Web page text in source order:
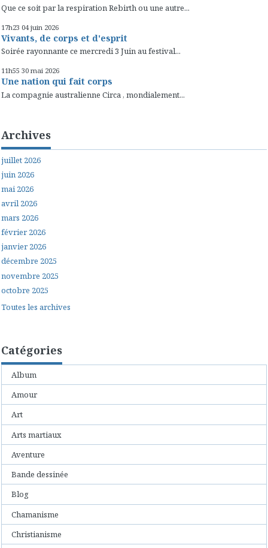
Que ce soit par la respiration Rebirth ou une autre...
17h23 04 juin 2026
Vivants, de corps et d'esprit
Soirée rayonnante ce mercredi 3 Juin au festival...
11h55 30 mai 2026
Une nation qui fait corps
La compagnie australienne Circa , mondialement...
Archives
juillet 2026
juin 2026
mai 2026
avril 2026
mars 2026
février 2026
janvier 2026
décembre 2025
novembre 2025
octobre 2025
Toutes les archives
Catégories
Album
Amour
Art
Arts martiaux
Aventure
Bande dessinée
Blog
Chamanisme
Christianisme